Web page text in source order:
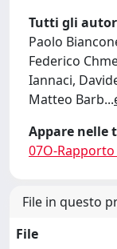
Tutti gli
Paolo
Federico
Iannaci,
Matteo Barb...
Appare nelle
07O-
File in questo
File